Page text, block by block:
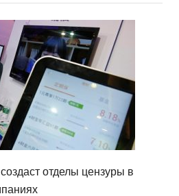
отделы цензуры в